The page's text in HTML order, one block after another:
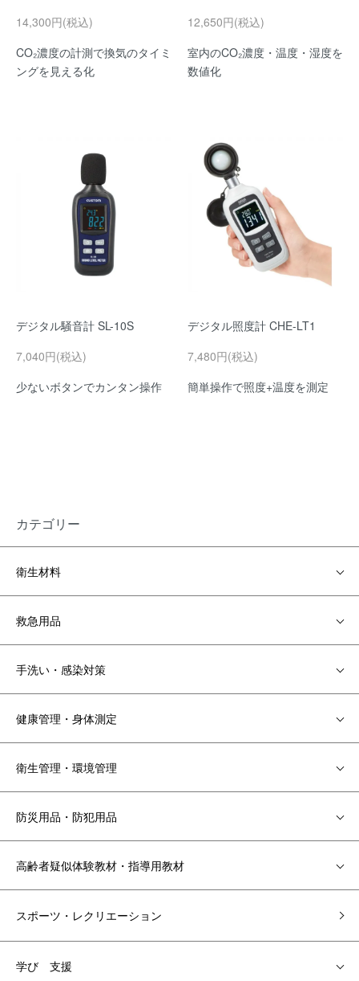
14,300円(税込)
CO₂濃度の計測で換気のタイミ
ングを見える化
12,650円(税込)
室内のCO₂濃度・温度・湿度を
数値化
デジタル騒音計 SL-10S
7,040円(税込)
少ないボタンでカンタン操作
デジタル照度計 CHE-LT1
7,480円(税込)
簡単操作で照度+温度を測定
カテゴリー
衛生材料
救急用品
手洗い・感染対策
健康管理・身体測定
衛生管理・環境管理
防災用品・防犯用品
高齢者疑似体験教材・指導用教材
スポーツ・レクリエーション
学び 支援